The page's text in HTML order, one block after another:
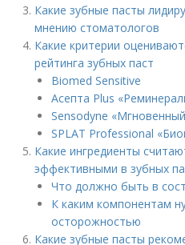
Какие зубные пасты
мнению стоматологов
Какие критерии
рейтинга зубных паст
Biomed Sensitive
Асепта Plus
Sensodyne
SPLAT Professional
Какие ингредиенты
эффективными в зубных
Что должно быть в
К каким компонентам
осторожностью
Какие зубные пасты